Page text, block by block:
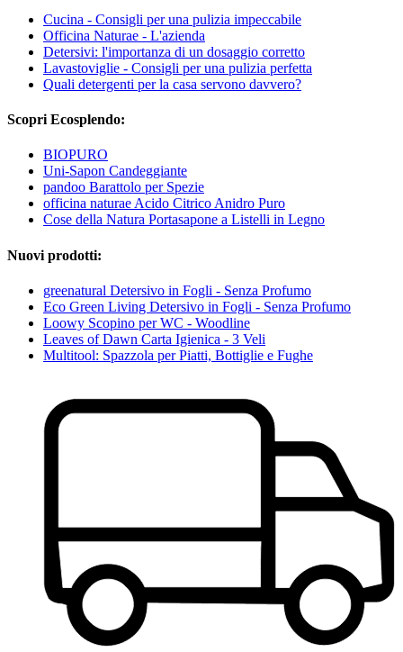
Cucina - Consigli per una pulizia impeccabile
Officina Naturae - L'azienda
Detersivi: l'importanza di un dosaggio corretto
Lavastoviglie - Consigli per una pulizia perfetta
Quali detergenti per la casa servono davvero?
Scopri Ecosplendo:
BIOPURO
Uni-Sapon Candeggiante
pandoo Barattolo per Spezie
officina naturae Acido Citrico Anidro Puro
Cose della Natura Portasapone a Listelli in Legno
Nuovi prodotti:
greenatural Detersivo in Fogli - Senza Profumo
Eco Green Living Detersivo in Fogli - Senza Profumo
Loowy Scopino per WC - Woodline
Leaves of Dawn Carta Igienica - 3 Veli
Multitool: Spazzola per Piatti, Bottiglie e Fughe